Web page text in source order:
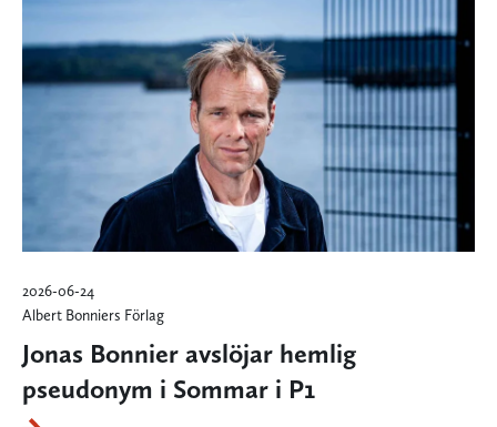
2026-06-24
Albert Bonniers Förlag
Jonas Bonnier avslöjar hemlig
pseudonym i Sommar i P1